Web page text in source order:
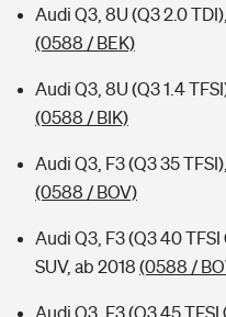
Audi Q3, 8U (Q3 2.0
(0588 / BEK)
Audi Q3, 8U (Q3 1.4
(0588 / BIK)
Audi Q3, F3 (Q3 35
(0588 / BOV)
Audi Q3, F3 (Q3 40 TFSI
SUV, ab 2018 (0588 /
Audi Q3, F3 (Q3 45 TFSI